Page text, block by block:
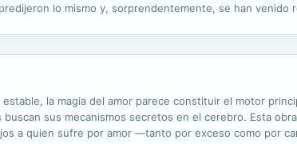
lo mismo y, sorprendentemente, se han venido
la magia del amor parece constituir el motor
sus mecanismos secretos en el cerebro. Esta
a quien sufre por amor —tanto por exceso como por